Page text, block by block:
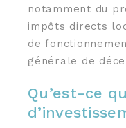
notamment du
impôts directs
de
générale de
Qu’est-ce